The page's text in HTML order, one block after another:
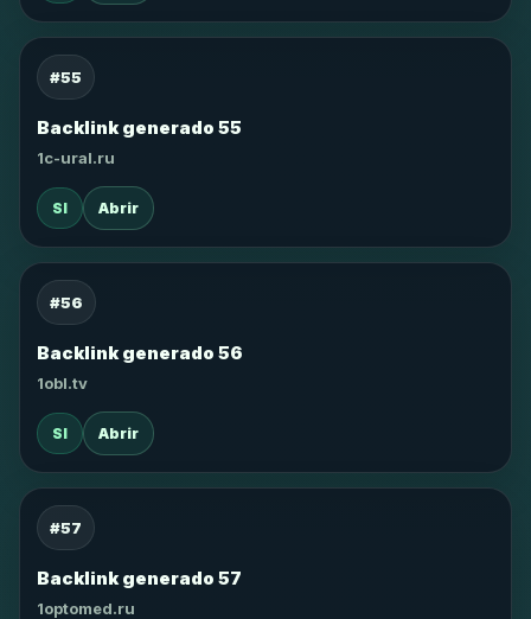
#55
Backlink generado 55
1c-ural.ru
SI Abrir
#56
Backlink generado 56
1obl.tv
SI Abrir
#57
Backlink generado 57
1optomed.ru